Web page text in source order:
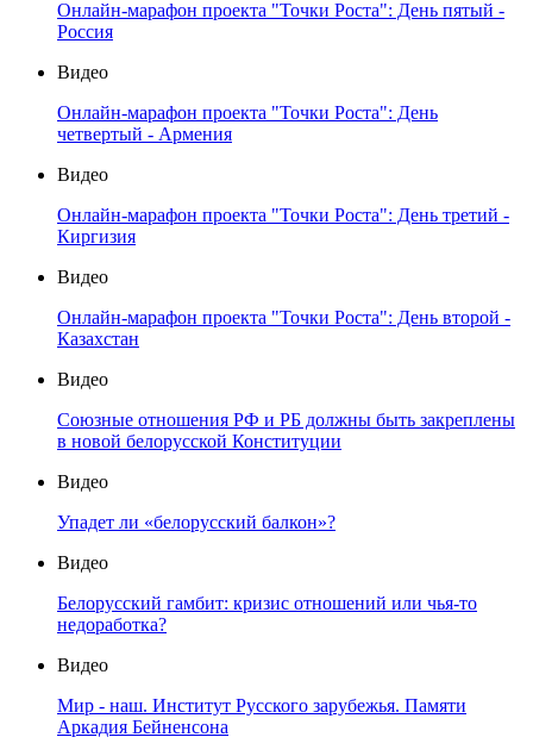
Онлайн-марафон проекта "Точки Роста": День пятый -
Россия
Видео
Онлайн-марафон проекта "Точки Роста": День
четвертый - Армения
Видео
Онлайн-марафон проекта "Точки Роста": День третий -
Киргизия
Видео
Онлайн-марафон проекта "Точки Роста": День второй -
Казахстан
Видео
Союзные отношения РФ и РБ должны быть закреплены
в новой белорусской Конституции
Видео
Упадет ли «белорусский балкон»?
Видео
Белорусский гамбит: кризис отношений или чья-то
недоработка?
Видео
Мир - наш. Институт Русского зарубежья. Памяти
Аркадия Бейненсона